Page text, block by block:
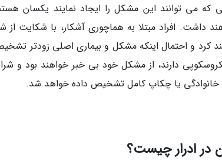
که می توانند این مشکل را ایجاد نمایند یکسان
داشت. افراد مبتلا به هماچوری آشکار، با شکایت
کرد و احتمال اینکه مشکل و بیماری اصلی زودتر
دارند، از مشکل خود بی خبر خواهند بود و
یا چکاپ کامل تشخیص داده خواهد شد.
در ادرار چیست؟